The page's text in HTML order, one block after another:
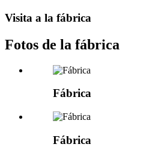
Visita a la fábrica
Fotos de la fábrica
Fábrica
Fábrica